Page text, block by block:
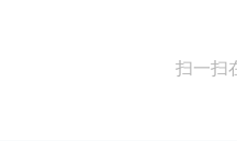
扫一扫